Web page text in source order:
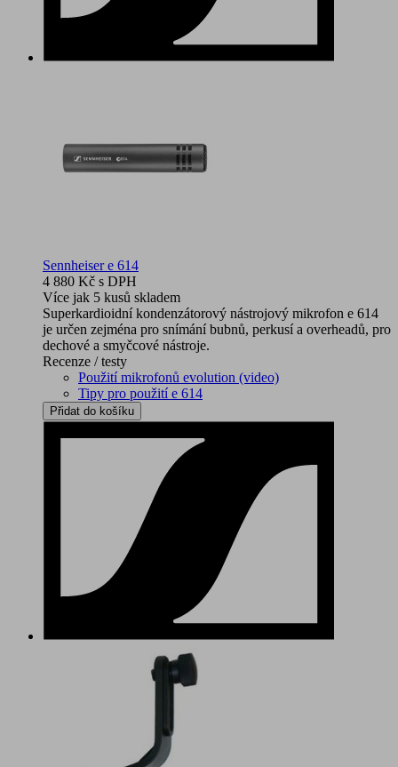
Sennheiser e 614
4 880 Kč s DPH
Více jak 5 kusů skladem
Superkardioidní kondenzátorový nástrojový mikrofon e 614
je určen zejména pro snímání bubnů, perkusí a overheadů, pro
dechové a smyčcové nástroje.
Recenze / testy
Použití mikrofonů evolution (video)
Tipy pro použití e 614
Přidat do košíku